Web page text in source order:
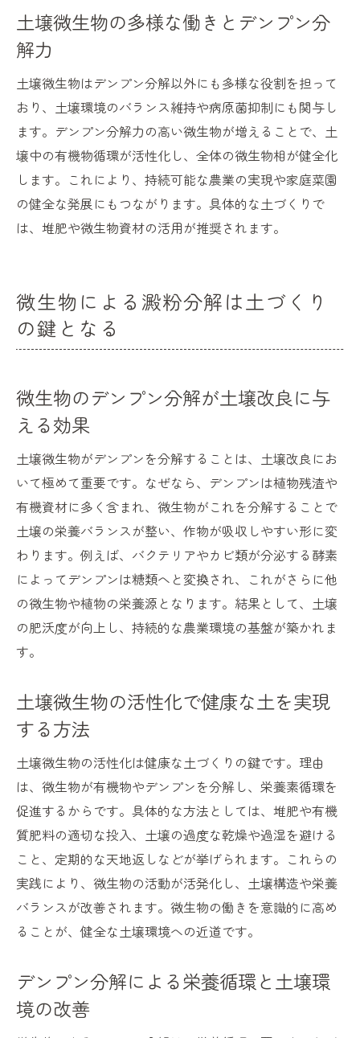
土壌微生物の多様な働きとデンプン分
解力
土壌微生物はデンプン分解以外にも多様な役割を担って
おり、土壌環境のバランス維持や病原菌抑制にも関与し
ます。デンプン分解力の高い微生物が増えることで、土
壌中の有機物循環が活性化し、全体の微生物相が健全化
します。これにより、持続可能な農業の実現や家庭菜園
の健全な発展にもつながります。具体的な土づくりで
は、堆肥や微生物資材の活用が推奨されます。
微生物による澱粉分解は土づくり
の鍵となる
微生物のデンプン分解が土壌改良に与
える効果
土壌微生物がデンプンを分解することは、土壌改良にお
いて極めて重要です。なぜなら、デンプンは植物残渣や
有機資材に多く含まれ、微生物がこれを分解することで
土壌の栄養バランスが整い、作物が吸収しやすい形に変
わります。例えば、バクテリアやカビ類が分泌する酵素
によってデンプンは糖類へと変換され、これがさらに他
の微生物や植物の栄養源となります。結果として、土壌
の肥沃度が向上し、持続的な農業環境の基盤が築かれま
す。
土壌微生物の活性化で健康な土を実現
する方法
土壌微生物の活性化は健康な土づくりの鍵です。理由
は、微生物が有機物やデンプンを分解し、栄養素循環を
促進するからです。具体的な方法としては、堆肥や有機
質肥料の適切な投入、土壌の過度な乾燥や過湿を避ける
こと、定期的な天地返しなどが挙げられます。これらの
実践により、微生物の活動が活発化し、土壌構造や栄養
バランスが改善されます。微生物の働きを意識的に高め
ることが、健全な土壌環境への近道です。
デンプン分解による栄養循環と土壌環
境の改善